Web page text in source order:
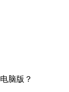
脑版？